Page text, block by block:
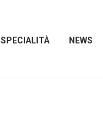
SPECIALITÀ NEWS